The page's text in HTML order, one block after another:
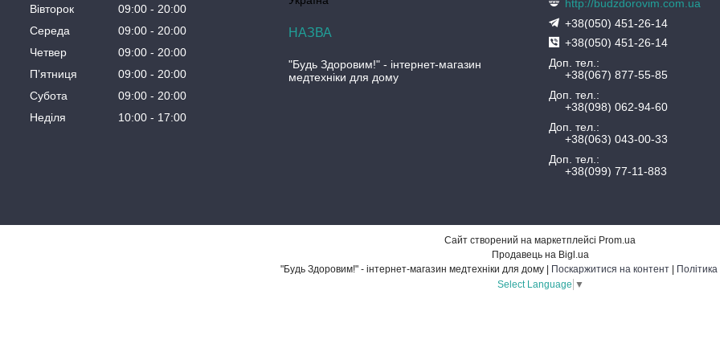
Вівторок
09:00
20:00
Середа
09:00
20:00
Четвер
09:00
20:00
Пʼятниця
09:00
20:00
Субота
09:00
20:00
Неділя
10:00 17:00
"Будь Здоровим!" - інтернет-магазин
медтехніки для дому
http://budzdorovim.com.ua
+38(050) 451-26-14
+38(050) 451-26-14
Доп. тел.
+38(067) 877-55-85
Доп. тел.
+38(098) 062-94-60
Доп. тел.
+38(063) 043-00-33
Доп. тел.
+38(099) 77-11-883
Сайт створений на маркетплейсі Prom.ua
Продавець на Bigl.ua
Поскаржитися на контент
Select Language ▼